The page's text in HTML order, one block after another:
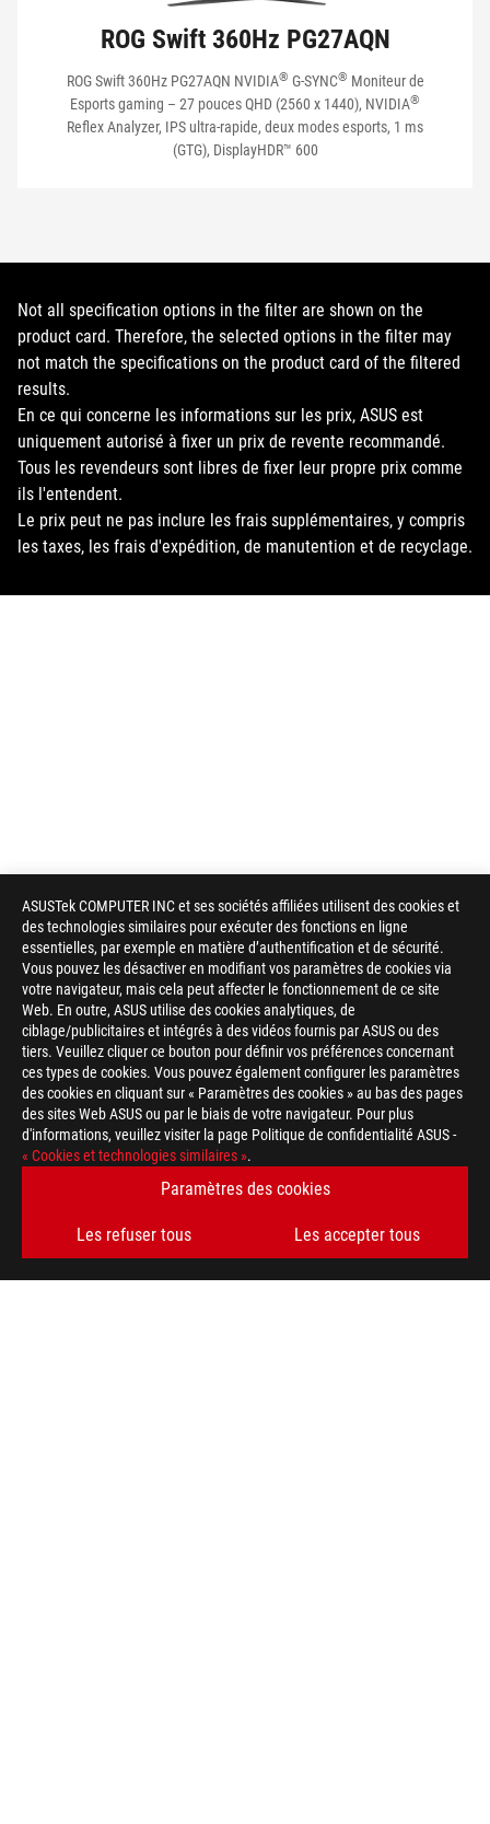
ASUSTek COMPUTER INC et ses sociétés affiliées utilisent des cookies et
des technologies similaires pour exécuter des fonctions en ligne
essentielles, par exemple en matière d’authentification et de sécurité.
Vous pouvez les désactiver en modifiant vos paramètres de cookies via
votre navigateur, mais cela peut affecter le fonctionnement de ce site
Web. En outre, ASUS utilise des cookies analytiques, de
ciblage/publicitaires et intégrés à des vidéos fournis par ASUS ou des
tiers. Veuillez cliquer ce bouton pour définir vos préférences concernant
ces types de cookies. Vous pouvez également configurer les paramètres
des cookies en cliquant sur « Paramètres des cookies » au bas des pages
des sites Web ASUS ou par le biais de votre navigateur. Pour plus
d'informations, veuillez visiter la page Politique de confidentialité ASUS -
« Cookies et technologies similaires ».
Paramètres des cookies
Les refuser tous Les accepter tous
ROG Swift 360Hz PG27AQN
ROG Swift 360Hz PG27AQN NVIDIA® G-SYNC® Moniteur de
Esports gaming – 27 pouces QHD (2560 x 1440), NVIDIA®
Reflex Analyzer, IPS ultra-rapide, deux modes esports, 1 ms
(GTG), DisplayHDR™ 600
Not all specification options in the filter are shown on the
product card. Therefore, the selected options in the filter may
not match the specifications on the product card of the filtered
results.
En ce qui concerne les informations sur les prix, ASUS est
uniquement autorisé à fixer un prix de revente recommandé.
Tous les revendeurs sont libres de fixer leur propre prix comme
ils l'entendent.
Le prix peut ne pas inclure les frais supplémentaires, y compris
les taxes, les frais d'expédition, de manutention et de recyclage.